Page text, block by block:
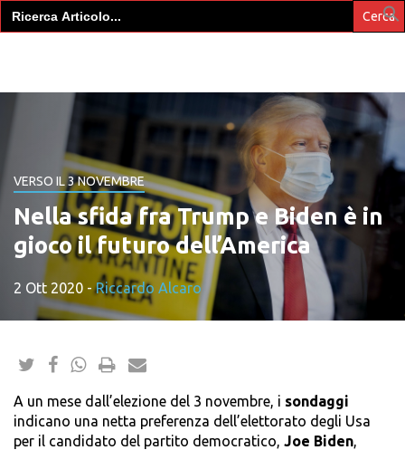
Search
for:
VERSO IL 3 NOVEMBRE
Nella sfida fra Trump e Biden è in
gioco il futuro dell’America
2 Ott 2020 -Riccardo Alcaro
A un mese dall’elezione del 3 novembre, i sondaggi
indicano una netta preferenza dell’elettorato degli Usa
per il candidato del partito democratico, Joe Biden,